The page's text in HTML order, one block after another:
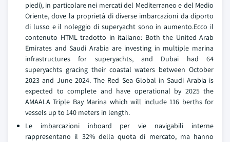
piedi), in particolare nei mercati del Mediterraneo e del Medio
Oriente, dove la proprietà di diverse imbarcazioni da diporto
di lusso e il noleggio di superyacht sono in aumento.Ecco il
contenuto HTML tradotto in italiano: Both the United Arab
Emirates and Saudi Arabia are investing in multiple marina
infrastructures for superyachts, and Dubai had 64
superyachts gracing their coastal waters between October
2023 and June 2024. The Red Sea Global in Saudi Arabia is
expected to complete and have operational by 2025 the
AMAALA Triple Bay Marina which will include 116 berths for
vessels up to 140 meters in length.
Le imbarcazioni inboard per vie navigabili interne
rappresentano il 32% della quota di mercato, ma hanno